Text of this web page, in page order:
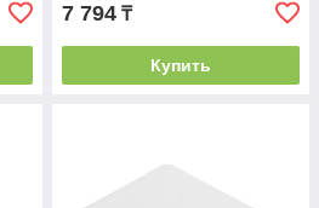
7 794 ₸
Купить